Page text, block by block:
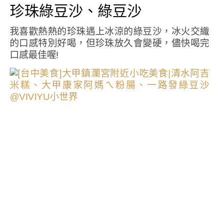
珍珠綠豆沙、綠豆沙
我喜歡熱熱的珍珠遇上冰涼的綠豆沙，冰火交織
的口感特別好喝，但珍珠放久會變硬，儘快喝完
口感最佳喔!